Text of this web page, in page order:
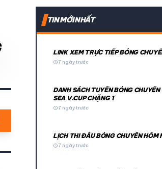
TIN MỚI NHẤT
LINK XEM TRỰC TIẾP BÓNG
schedule7 ngày trước
DANH SÁCH TUYỂN BÓNG
SEA V.CUP CHẶNG 1
schedule7 ngày trước
LỊCH THI ĐẤU BÓNG CHUYỀN HÔM
schedule7 ngày trước